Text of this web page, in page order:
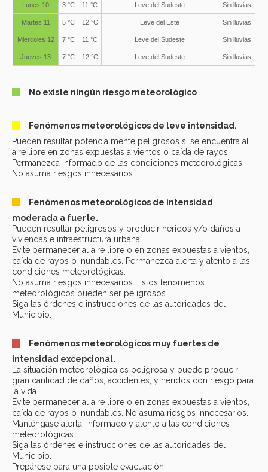
Lunes 10 3 °C 11 °C Leve del Sudeste Sin lluvias
Martes 11 5 °C 12 °C Leve del Este Sin lluvias
Miercoles 12 7 °C 11 °C Leve del Sudeste Sin lluvias
Jueves 13 7 °C 12 °C Leve del Sudeste Sin lluvias
No existe ningún riesgo meteorológico
Fenómenos meteorológicos de leve intensidad.
Pueden resultar potencialmente peligrosos si se encuentra al
aire libre en zonas expuestas a vientos o caída de rayos.
Permanezca informado de las condiciones meteorológicas.
No asuma riesgos innecesarios.
Fenómenos meteorológicos de intensidad
moderada a fuerte.
Pueden resultar peligrosos y producir heridos y/o daños a
viviendas e infraestructura urbana.
Evite permanecer al aire libre o en zonas expuestas a vientos,
caída de rayos o inundables. Permanezca alerta y atento a las
condiciones meteorológicas.
No asuma riesgos innecesarios. Estos fenómenos
meteorológicos pueden ser peligrosos.
Siga las órdenes e instrucciones de las autoridades del
Municipio.
Fenómenos meteorológicos muy fuertes de
intensidad excepcional.
La situación meteorológica es peligrosa y puede producir
gran cantidad de daños, accidentes, y heridos con riesgo para
la vida.
Evite permanecer al aire libre o en zonas expuestas a vientos,
caída de rayos o inundables. No asuma riesgos innecesarios.
Manténgase alerta, informado y atento a las condiciones
meteorológicas.
Siga las órdenes e instrucciones de las autoridades del
Municipio.
Prepárese para una posible evacuación.